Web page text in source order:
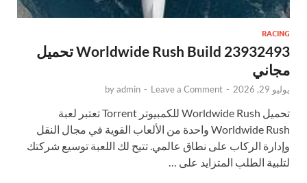
RACING
Worldwide Rush Build 23932493 تحميل
مجاني
يوليو 29, 2026 -
byadmin - Leave a Comment
تحميل Worldwide Rush للكمبيوتر Torrent تعتبر لعبة
Worldwide Rush واحدة من الألعاب القوية في مجال النقل
وإدارة الركاب على نطاق عالمي. تتيح لك اللعبة توسيع شركتك
لتلبية الطلب المتزايد على …